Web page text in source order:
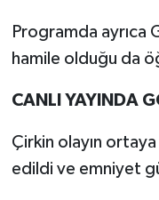
Programda ayrıca
hamile olduğu da
CANLI YAYINDA
Çirkin olayın ortaya
edildi ve emniyet